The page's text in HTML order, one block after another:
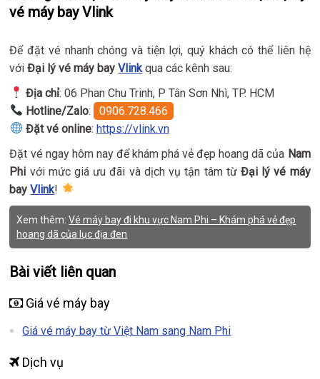
vé máy bay Vlink
Để đặt vé nhanh chóng và tiện lợi, quý khách có thể liên hệ
vớiĐại lý vé máy bayVlinkqua các kênh sau:
Địa chỉ: 06 Phan Chu Trinh, P Tân Sơn Nhì, TP. HCM
Hotline/Zalo:
0906.728.466
Đặt vé online: https://vlink.vn
Đặt vé ngay hôm nay để khám phá vẻ đẹp hoang dã của Nam
Phi với mức giá ưu đãi và dịch vụ tận tâm từ Đại lý vé máy
bayVlink!
Xem thêm:Vé máy bay đi khu vực Nam Phi – Khám phá vẻ đẹp
hoang dã của lục địa đen
Bài viết liên quan
Giá vé máy bay
Giá vé máy bay từ Việt Nam sang Nam Phi
Dịch vụ